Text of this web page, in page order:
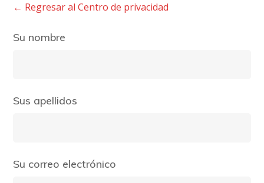
← Regresar al Centro de privacidad
Su nombre
Sus apellidos
Su correo electrónico